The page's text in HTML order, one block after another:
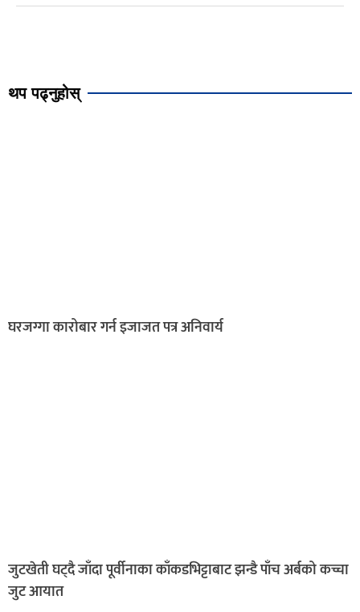
थप पढ्नुहोस्
घरजग्गा कारोबार गर्न इजाजत पत्र अनिवार्य
जुटखेती घट्दै जाँदा पूर्वीनाका काँकडभिट्टाबाट झन्डै पाँच अर्बको कच्चा
जुट आयात